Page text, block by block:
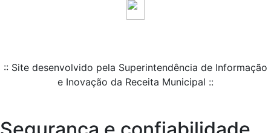
:: Site desenvolvido pela Superintendência de Informação
e Inovação da Receita Municipal ::